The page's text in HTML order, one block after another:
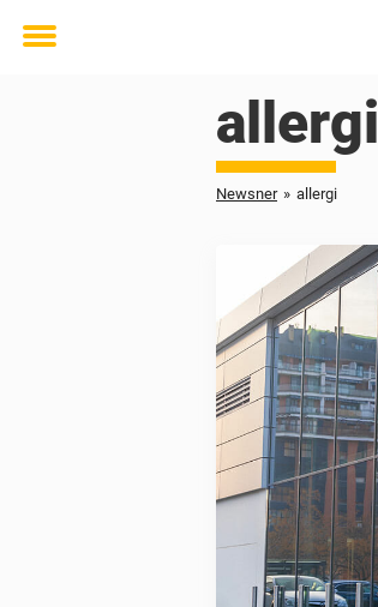
Toggle
allergi
Newsner » allergi